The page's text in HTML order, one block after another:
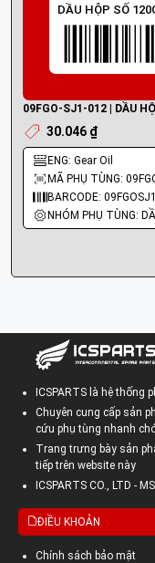
DẦU HỘP SỐ
09FGO-SJ1-012 | DẦU
30.046 ₫
ENG: Gear Oil
MÃ PHỤ TÙNG:
BARCODE:
ICSPARTS là hệ thống
Chuyên cung cấp sản
cứu phụ tùng nhanh
Trang trưng bày sản
tiếp trên website này
ICSPARTS CO., LTD -
ĐIỀU KHOẢN
Chính sách bảo mật